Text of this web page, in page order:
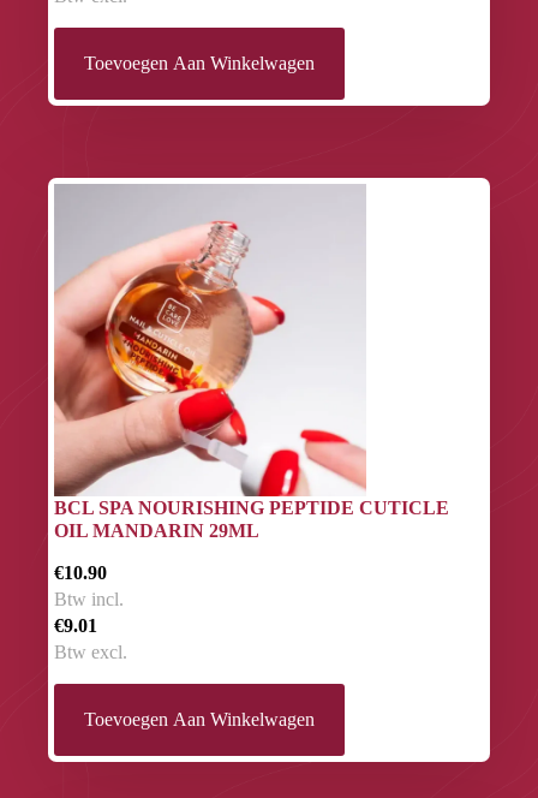
Toevoegen Aan Winkelwagen
BCL SPA NOURISHING PEPTIDE CUTICLE
OIL MANDARIN 29ML
€10.90
Btw incl.
€9.01
Btw excl.
Toevoegen Aan Winkelwagen